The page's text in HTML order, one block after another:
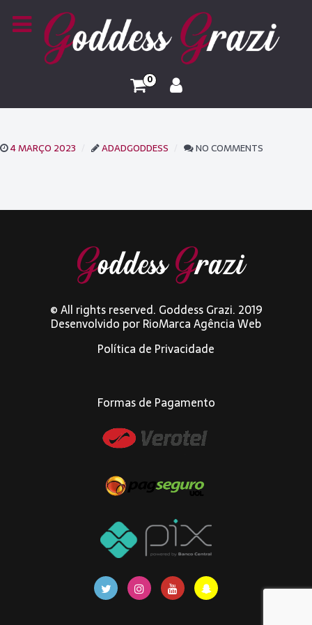
0
4 MARÇO 2023 ADADGODDESS NO COMMENTS
© All rights reserved. Goddess Grazi. 2019
Desenvolvido porRioMarca Agência Web
Política de Privacidade
Formas de Pagamento